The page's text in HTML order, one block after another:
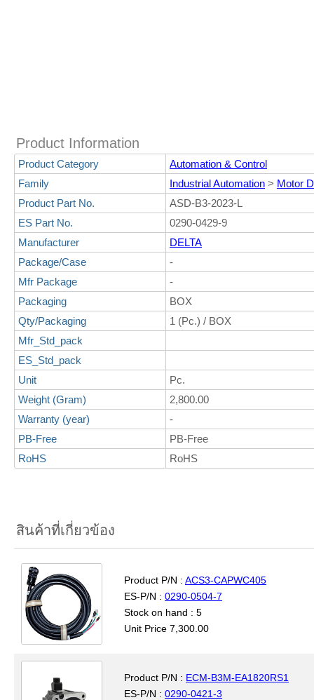
Product Information
Product Category
Automation & Control
Family
Industrial Automation > Motor
Product Part No.
ASD-B3-2023-L
ES Part No.
0290-0429-9
Manufacturer
DELTA
Package/Case
-
Mfr Package
-
Packaging
BOX
Qty/Packaging
1 (Pc.) / BOX
Mfr_Std_pack
ES_Std_pack
Unit
Pc.
Weight (Gram)
2,800.00
Warranty (year)
-
PB-Free
PB-Free
RoHS
RoHS
สินค้าที่เกี่ยวข้อง
Product P/N : ACS3-CAPWC405
ES-P/N : 0290-0504-7
Stock on hand : 5
Unit Price 7,300.00
Product P/N : ECM-B3M-EA1820RS1
ES-P/N : 0290-0421-3